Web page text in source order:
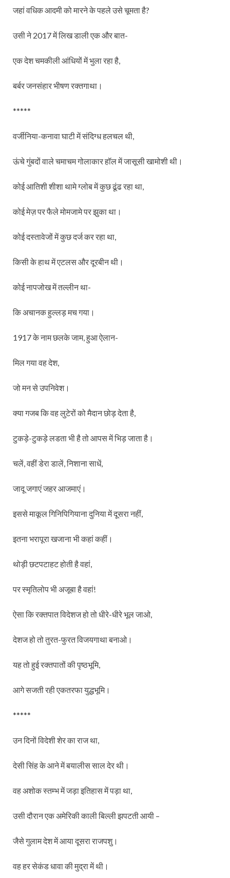
जहां वधिक आदमी को मारने के पहले उसे चूमता है?
उसी ने 2017 में लिख डाली एक और बात-
एक देश चमकीली आंधियों में भुला रहा है,
बर्बर जनसंहार भीषण रक्तगाथा।
*****
वर्जीनिया-कनावा घाटी में संदिग्ध हलचल थी,
ऊंचे गुंबदों वाले चमाचम गोलाकार हॉल में जासूसी खामोशी थी।
कोई आतिशी शीशा थामे ग्लोब में कुछ ढूंढ रहा था,
कोई मेज़ पर फैले मोमजामे पर झुका था।
कोई दस्तावेजों में कुछ दर्ज कर रहा था,
किसी के हाथ में एटलस और दूरबीन थी।
कोई नापजोख में तल्लीन था-
कि अचानक हुल्लड़ मच गया।
1917 के नाम छलके जाम, हुआ ऐलान-
मिल गया वह देश,
जो मन से उपनिवेश।
क्या गजब कि वह लुटेरों को मैदान छोड़ देता है,
टुकड़े-टुकड़े लडता भी है तो आपस में भिड़ जाता है।
चलें, वहीं डेरा डालें, निशाना साधें,
जादू जगाएं जहर आजमाएं।
इससे माकूल गिनिपिगियाना दुनिया में दूसरा नहीं,
इतना भरापूरा खजाना भी कहां कहीं।
थोड़ी छटपटाहट होती है वहां,
पर स्मृतिलोप भी अजूबा है वहां!
ऐसा कि रक्तपात विदेशज हो तो धीरे-धीरे भूल जाओ,
देशज हो तो तुरत-फुरत विजयगाथा बनाओ।
यह तो हुई रक्तपातों की पृष्ठभूमि,
आगे सजती रही एकतरफा युद्धभूमि।
*****
उन दिनों विदेशी शेर का राज था,
देसी सिंह के आने में बयालीस साल देर थी।
वह अशोक स्तम्भ में जड़ा इतिहास में पड़ा था,
उसी दौरान एक अमेरिकी काली बिल्ली झपटती आयी –
जैसे गुलाम देश में आया दूसरा राजपशु।
वह हर सेकंड धावा की मुद्रा में थी।